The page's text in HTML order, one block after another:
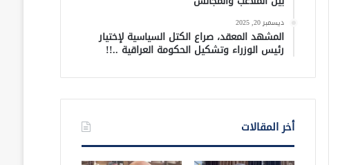
ديسمبر 20, 2025
المشهد المعقد، صراع الكتل السياسية لإختيار
رئيس الوزراء وتشكيل الحكومة العراقية ..!!
أخر المقالات